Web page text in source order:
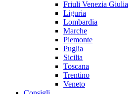
Friuli Venezia Giulia
Liguria
Lombardia
Marche
Piemonte
Puglia
Sicilia
Toscana
Trentino
Veneto